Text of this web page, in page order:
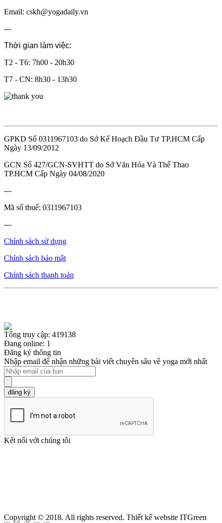
Email: cskh@yogadaily.vn
---
Thời gian làm việc:
T2 - T6: 7h00 - 20h30
T7 - CN: 8h30 - 13h30
GPKD Số 0311967103 do Sở Kế Hoạch Đầu Tư TP.HCM Cấp
Ngày 13/09/2012
GCN Số 427/GCN-SVHTT do Sở Văn Hóa Và Thể Thao
TP.HCM Cấp Ngày 04/08/2020
---
Mã số thuế: 0311967103
---
Chính sách sử dụng
Chính sách bảo mật
Chính sách thanh toán
Tổng truy cập: 419138
Đang online: 1
Đăng ký thông tin
Nhập email để nhận những bài viết chuyên sâu về yoga mới nhất
đăng ký
Kết nối với chúng tôi
Copyright © 2018. All rights reserved. Thiết kế website ITGreen